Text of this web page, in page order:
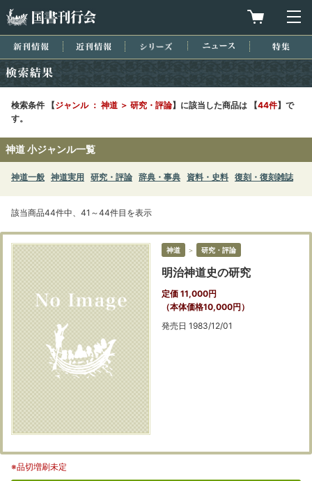
買物カゴを
新刊情報 近刊情報 シリーズ ニュース
検索条件 【ジャンル ： 神道 ＞ 研究・評論】に該当した商品は 【44件】で
す。
神道 小ジャンル一覧
神道一般 神道実用 研究・評論 辞典・事典 資料・史料 復刻・復刻雑誌
該当商品44件中、41～44件目を表示
神道 ＞ 研究・評論
明治神道史の研究
定価 11,000円
（本体価格10,000円）
発売日 1983/12/01
※品切増刷未定